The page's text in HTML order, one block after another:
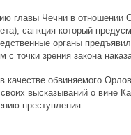
главы Чечни в
санкция который
органы
точки зрения закона
качестве обвиняемого
высказываний о вине
преступления.